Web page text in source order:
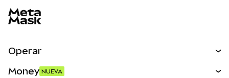
Operar
Money NUEVA